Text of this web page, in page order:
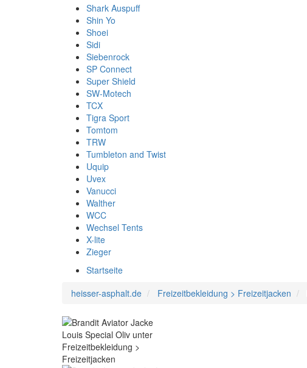
Shark Auspuff
Shin Yo
Shoei
Sidi
Siebenrock
SP Connect
Super Shield
SW-Motech
TCX
Tigra Sport
Tomtom
TRW
Tumbleton and Twist
Uquip
Uvex
Vanucci
Walther
WCC
Wechsel Tents
X-lite
Zieger
Startseite
heisser-asphalt.de
Freizeitbekleidung > Freizeitjacken